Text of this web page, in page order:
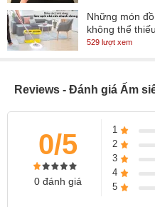
Những món
không thể
529 lượt xem
Reviews - Đánh giá Ấm
0/5
0 đánh giá
1
2
3
4
5